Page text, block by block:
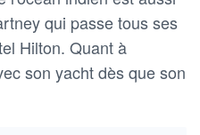
qui passe tous ses
Hilton. Quant à
son yacht dès que son